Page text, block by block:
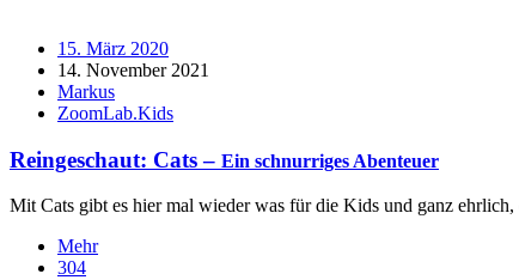
15. März 2020
14. November 2021
Markus
ZoomLab.Kids
Reingeschaut: Cats – Ein schnurriges Abenteuer
Mit Cats gibt es hier mal wieder was für die Kids und ganz
Mehr
304